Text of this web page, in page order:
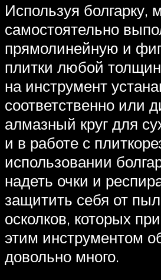
Используя болгарку,
самостоятельно
прямолинейную и
плитки любой
на инструмент
соответственно или
алмазный круг для
и в работе с
использовании
надеть очки и
защитить себя от
осколков, которых
этим инструментом
довольно много.